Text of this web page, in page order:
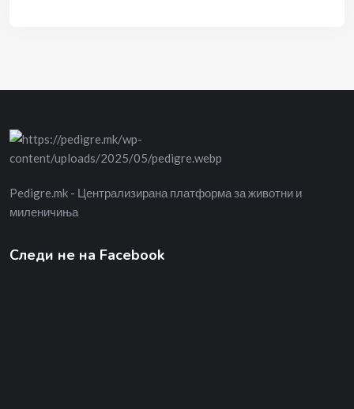
Pedigre.mk - Централизирана платформа за животни и
миленичиња
Следи не на Facebook